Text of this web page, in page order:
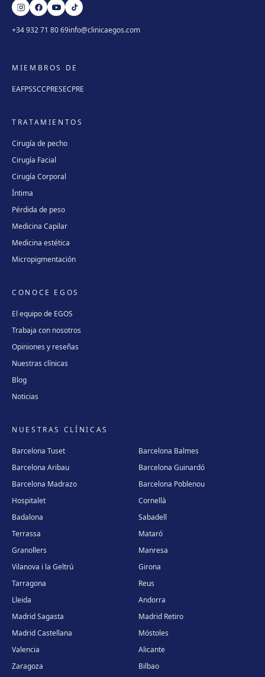
+34 932 71 80 69info@clinicaegos.com
MIEMBROS DE
EAFPSSCCPRESECPRE
TRATAMIENTOS
Cirugía de pecho
Cirugía Facial
Cirugía Corporal
Íntima
Pérdida de peso
Medicina Capilar
Medicina estética
Micropigmentación
CONOCE EGOS
El equipo de EGOS
Trabaja con nosotros
Opiniones y reseñas
Nuestras clínicas
Blog
Noticias
NUESTRAS CLÍNICAS
Barcelona Tuset
Barcelona Balmes
Barcelona Aribau
Barcelona Guinardó
Barcelona Madrazo
Barcelona Poblenou
Hospitalet
Cornellà
Badalona
Sabadell
Terrassa
Mataró
Granollers
Manresa
Vilanova i la Geltrú
Girona
Tarragona
Reus
Lleida
Andorra
Madrid Sagasta
Madrid Retiro
Madrid Castellana
Móstoles
Valencia
Alicante
Zaragoza
Bilbao